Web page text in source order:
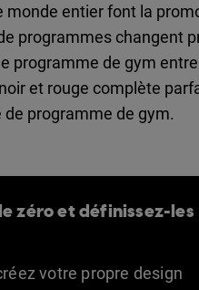
monde entier font la
programmes changent
programme de gym
et rouge complète
programme de gym.
zéro et définissez-les
votre propre design